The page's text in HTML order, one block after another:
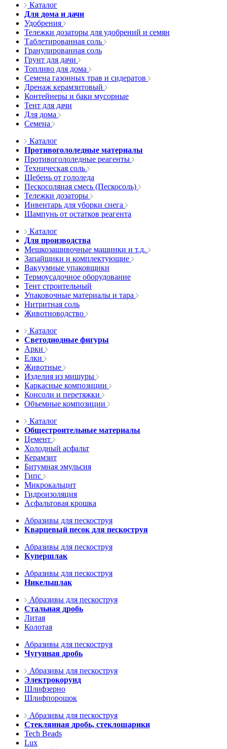
Каталог
Для дома и дачи
Удобрения
Тележки дозаторы для удобрений и семян
Таблетированная соль
Гранулированная соль
Грунт для дачи
Топливо для дома
Семена газонных трав и сидератов
Дренаж керамзитовый
Контейнеры и баки мусорные
Тент для дачи
Для дома
Семена
Каталог
Противогололедные материалы
Противогололедные реагенты
Техническая соль
Щебень от гололеда
Пескосоляная смесь (Пескосоль)
Тележки дозаторы
Инвентарь для уборки снега
Шампунь от остатков реагента
Каталог
Для производства
Мешкозашивочные машинки и т.д.
Запайщики и комплектующие
Вакуумные упаковщики
Термоусадочное оборудование
Тент строительный
Упаковочные материалы и тара
Нитритная соль
Животноводство
Каталог
Светодиодные фигуры
Арки
Елки
Животные
Изделия из мишуры
Каркасные композиции
Консоли и перетяжки
Объемные композиции
Каталог
Общестроительные материалы
Цемент
Холодный асфальт
Керамзит
Битумная эмульсия
Гипс
Микрокальцит
Гидроизоляция
Асфальтовая крошка
Абразивы для пескоструя
Кварцевый песок для пескоструя
Абразивы для пескоструя
Купершлак
Абразивы для пескоструя
Никельшлак
Абразивы для пескоструя
Стальная дробь
Литая
Колотая
Абразивы для пескоструя
Чугунная дробь
Абразивы для пескоструя
Электрокорунд
Шлифзерно
Шлифпорошок
Абразивы для пескоструя
Стеклянная дробь, стеклошарики
Tech Beads
Lux